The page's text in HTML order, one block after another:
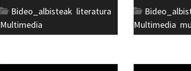
Bideo_albisteak literatura
Multimedia
Multimedia